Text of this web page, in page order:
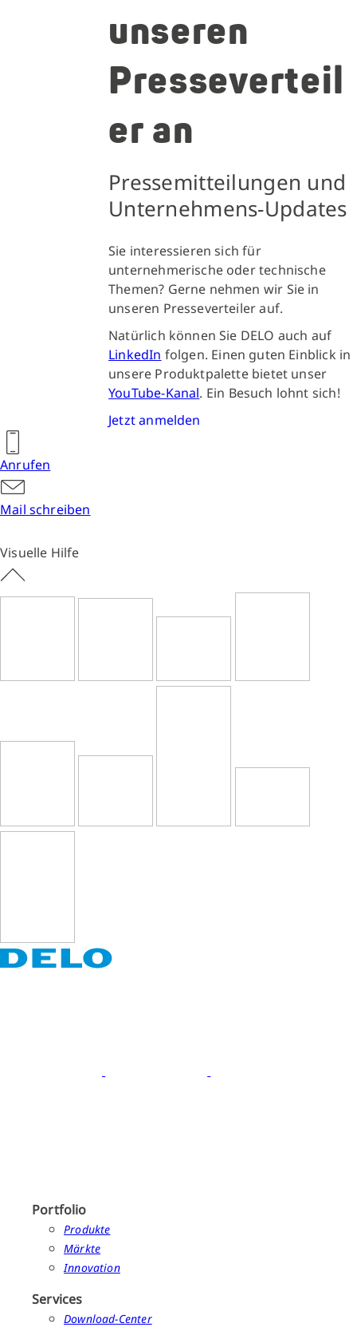
unseren
Presseverteil
er an
Pressemitteilungen und
Unternehmens-Updates
Sie interessieren sich für
unternehmerische oder technische
Themen? Gerne nehmen wir Sie in
unseren Presseverteiler auf.
Natürlich können Sie DELO auch auf
LinkedIn folgen. Einen guten Einblick in
unsere Produktpalette bietet unser
YouTube-Kanal. Ein Besuch lohnt sich!
Jetzt anmelden
Anrufen
Mail schreiben
Visuelle Hilfe
Portfolio
Produkte
Märkte
Innovation
Services
Download-Center